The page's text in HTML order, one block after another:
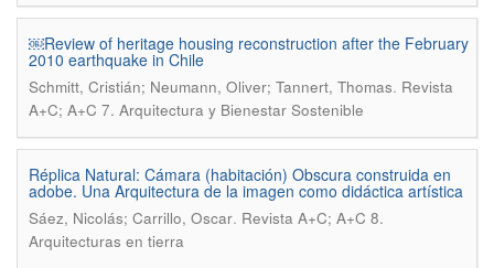
￼Review of heritage housing reconstruction after the February
2010 earthquake in Chile
Schmitt, Cristián; Neumann, Oliver; Tannert, Thomas. Revista
A+C; A+C 7. Arquitectura y Bienestar Sostenible
Réplica Natural: Cámara (habitación) Obscura construida en
adobe. Una Arquitectura de la imagen como didáctica artística
Sáez, Nicolás; Carrillo, Oscar. Revista A+C; A+C 8.
Arquitecturas en tierra